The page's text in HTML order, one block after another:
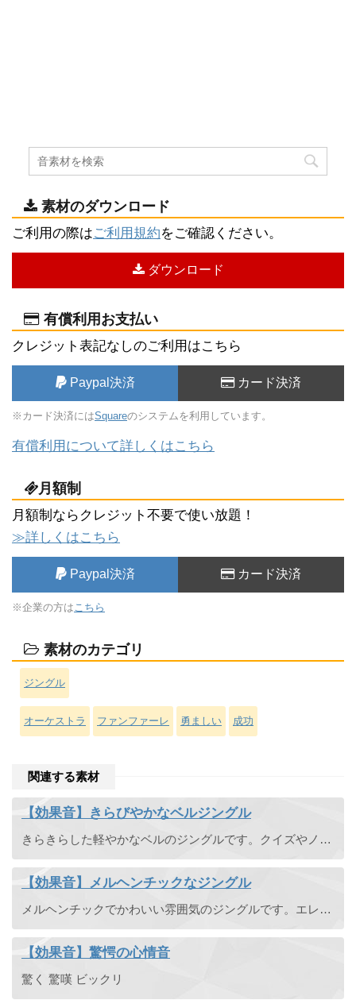
素材のダウンロード
ご利用の際はご利用規約をご確認ください。
ダウンロード
有償利用お支払い
クレジット表記なしのご利用はこちら
Paypal決済 カード決済
※カード決済にはSquareのシステムを利用しています。
有償利用について詳しくはこちら
月額制
月額制ならクレジット不要で使い放題！
≫詳しくはこちら
Paypal決済 カード決済
※企業の方は こちら
素材のカテゴリ
ジングル
オーケストラ ファンファーレ 勇ましい 成功
関連する素材
【効果音】きらびやかなベルジングル
きらきらした軽やかなベルのジングルです。クイズやノベルゲームなどの場面転換にも使えます。レベルアップ効果音としても良いでしょう。
【効果音】メルヘンチックなジングル
メルヘンチックでかわいい雰囲気のジングルです。エレピと木琴で奏でます。ネットラジオやアイキャッチ画面などでのサウンドロゴとしても使えます。
【効果音】驚愕の心情音
驚く 驚嘆 ビックリ